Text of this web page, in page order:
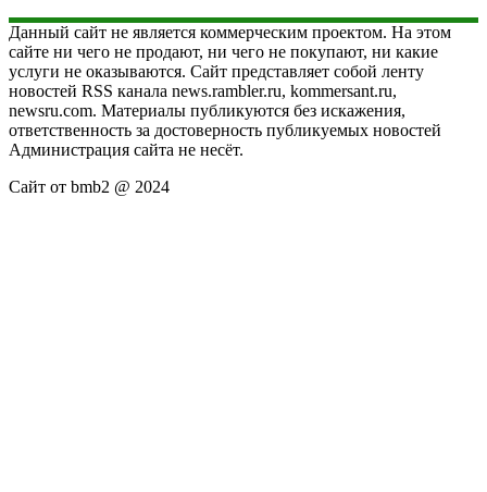
Данный сайт не является коммерческим проектом. На этом
сайте ни чего не продают, ни чего не покупают, ни какие
услуги не оказываются. Сайт представляет собой ленту
новостей RSS канала news.rambler.ru, kommersant.ru,
newsru.com. Материалы публикуются без искажения,
ответственность за достоверность публикуемых новостей
Администрация сайта не несёт.
Сайт от bmb2 @ 2024